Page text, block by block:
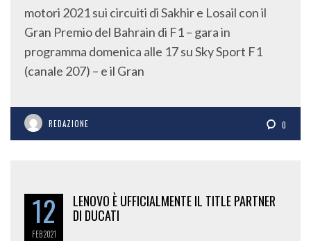
motori 2021 sui circuiti di Sakhir e Losail con il
Gran Premio del Bahrain di F1 – gara in
programma domenica alle 17 su Sky Sport F1
(canale 207) – e il Gran
REDAZIONE 0
12
FEB2021
LENOVO È UFFICIALMENTE IL TITLE PARTNER
DI DUCATI